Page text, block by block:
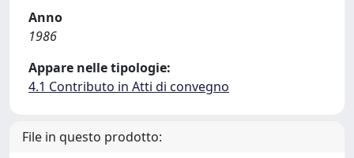
Anno
1986
Appare nelle tipologie:
4.1 Contributo in Atti di convegno
File in questo prodotto: